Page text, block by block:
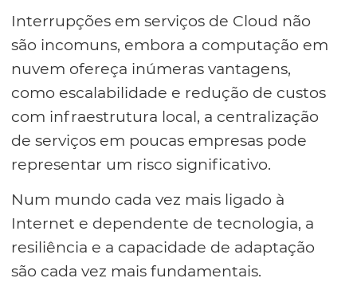
Interrupções em serviços de Cloud não
são incomuns, embora a computação em
nuvem ofereça inúmeras vantagens,
como escalabilidade e redução de custos
com infraestrutura local, a centralização
de serviços em poucas empresas pode
representar um risco significativo.
Num mundo cada vez mais ligado à
Internet e dependente de tecnologia, a
resiliência e a capacidade de adaptação
são cada vez mais fundamentais.